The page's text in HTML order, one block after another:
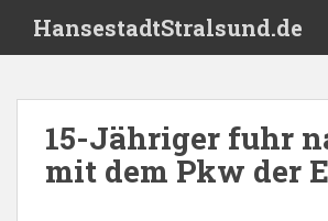
i
HansestadtStralsund.de
15-Jähriger fuhr
mit dem Pkw der